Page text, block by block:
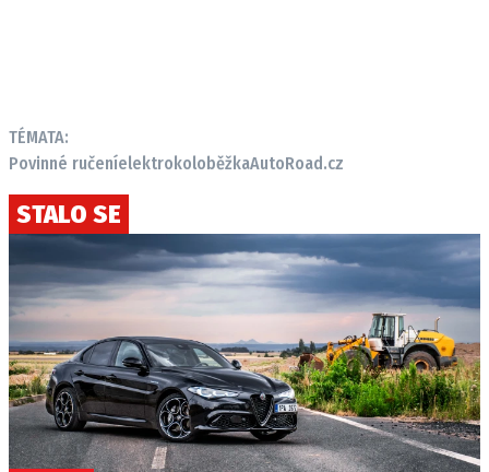
TÉMATA:
Povinné ručeníelektrokoloběžkaAutoRoad.cz
STALO SE